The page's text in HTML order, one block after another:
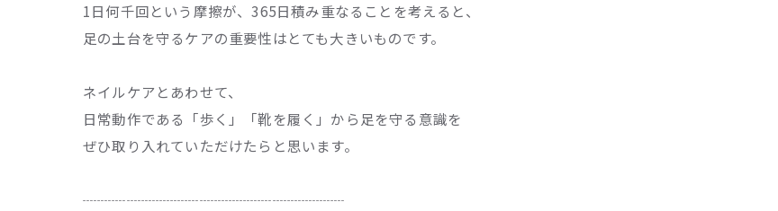
1日何千回という摩擦が、365日積み重なることを考えると、
足の土台を守るケアの重要性はとても大きいものです。
ネイルケアとあわせて、
日常動作である「歩く」「靴を履く」から足を守る意識を
ぜひ取り入れていただけたらと思います。
┈┈┈┈┈┈┈┈┈┈┈┈┈┈┈┈┈┈